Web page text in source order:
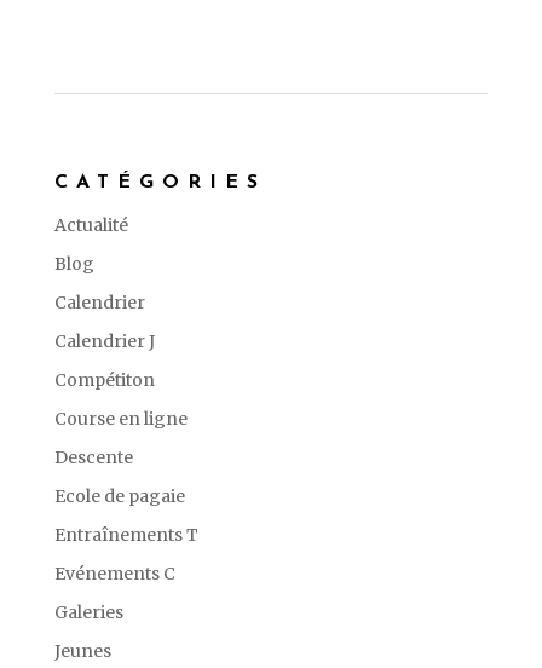
CATÉGORIES
Actualité
Blog
Calendrier
Calendrier J
Compétiton
Course en ligne
Descente
Ecole de pagaie
Entraînements T
Evénements C
Galeries
Jeunes